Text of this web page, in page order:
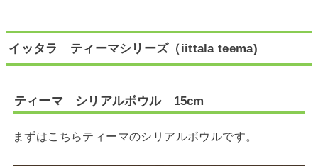
イッタラ ティーマシリーズ（iittala teema)
ティーマ シリアルボウル 15cm
まずはこちらティーマのシリアルボウルです。